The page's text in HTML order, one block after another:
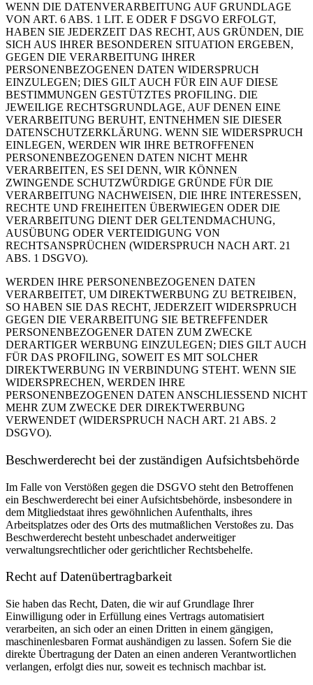
WENN DIE DATENVERARBEITUNG AUF GRUNDLAGE
VON ART. 6 ABS. 1 LIT. E ODER F DSGVO ERFOLGT,
HABEN SIE JEDERZEIT DAS RECHT, AUS GRÜNDEN, DIE
SICH AUS IHRER BESONDEREN SITUATION ERGEBEN,
GEGEN DIE VERARBEITUNG IHRER
PERSONENBEZOGENEN DATEN WIDERSPRUCH
EINZULEGEN; DIES GILT AUCH FÜR EIN AUF DIESE
BESTIMMUNGEN GESTÜTZTES PROFILING. DIE
JEWEILIGE RECHTSGRUNDLAGE, AUF DENEN EINE
VERARBEITUNG BERUHT, ENTNEHMEN SIE DIESER
DATENSCHUTZERKLÄRUNG. WENN SIE WIDERSPRUCH
EINLEGEN, WERDEN WIR IHRE BETROFFENEN
PERSONENBEZOGENEN DATEN NICHT MEHR
VERARBEITEN, ES SEI DENN, WIR KÖNNEN
ZWINGENDE SCHUTZWÜRDIGE GRÜNDE FÜR DIE
VERARBEITUNG NACHWEISEN, DIE IHRE INTERESSEN,
RECHTE UND FREIHEITEN ÜBERWIEGEN ODER DIE
VERARBEITUNG DIENT DER GELTENDMACHUNG,
AUSÜBUNG ODER VERTEIDIGUNG VON
RECHTSANSPRÜCHEN (WIDERSPRUCH NACH ART. 21
ABS. 1 DSGVO).
WERDEN IHRE PERSONENBEZOGENEN DATEN
VERARBEITET, UM DIREKTWERBUNG ZU BETREIBEN,
SO HABEN SIE DAS RECHT, JEDERZEIT WIDERSPRUCH
GEGEN DIE VERARBEITUNG SIE BETREFFENDER
PERSONENBEZOGENER DATEN ZUM ZWECKE
DERARTIGER WERBUNG EINZULEGEN; DIES GILT AUCH
FÜR DAS PROFILING, SOWEIT ES MIT SOLCHER
DIREKTWERBUNG IN VERBINDUNG STEHT. WENN SIE
WIDERSPRECHEN, WERDEN IHRE
PERSONENBEZOGENEN DATEN ANSCHLIESSEND NICHT
MEHR ZUM ZWECKE DER DIREKTWERBUNG
VERWENDET (WIDERSPRUCH NACH ART. 21 ABS. 2
DSGVO).
Beschwerde­recht bei der zuständigen Aufsichts­behörde
Im Falle von Verstößen gegen die DSGVO steht den Betroffenen
ein Beschwerderecht bei einer Aufsichtsbehörde, insbesondere in
dem Mitgliedstaat ihres gewöhnlichen Aufenthalts, ihres
Arbeitsplatzes oder des Orts des mutmaßlichen Verstoßes zu. Das
Beschwerderecht besteht unbeschadet anderweitiger
verwaltungsrechtlicher oder gerichtlicher Rechtsbehelfe.
Recht auf Daten­übertrag­barkeit
Sie haben das Recht, Daten, die wir auf Grundlage Ihrer
Einwilligung oder in Erfüllung eines Vertrags automatisiert
verarbeiten, an sich oder an einen Dritten in einem gängigen,
maschinenlesbaren Format aushändigen zu lassen. Sofern Sie die
direkte Übertragung der Daten an einen anderen Verantwortlichen
verlangen, erfolgt dies nur, soweit es technisch machbar ist.